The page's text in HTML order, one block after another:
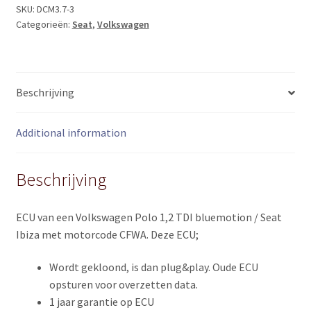
03P906021K
(Ibiza
TDI
CFWA)
SKU: DCM3.7-3
Categorieën: Seat, Volkswagen
Beschrijving
Additional information
Beschrijving
ECU van een Volkswagen Polo 1,2 TDI bluemotion / Seat
Ibiza met motorcode CFWA. Deze ECU;
Wordt gekloond, is dan plug&play. Oude ECU
opsturen voor overzetten data.
1 jaar garantie op ECU